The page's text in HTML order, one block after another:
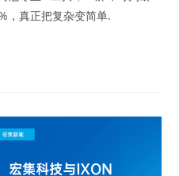
，真正把复杂变简单.